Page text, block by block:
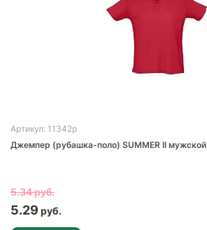
Артикул: 11342p
Джемпер (рубашка-поло) SUMMER II мужской
5.34
5.29